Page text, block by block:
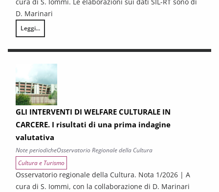
D. Marinari
Leggi...
LA CONGIUNTURA DEI SETTORI CULTURALI. Ripresa selettiva e
GLI INTERVENTI DI WELFARE CULTURALE IN
CARCERE. I risultati di una prima indagine
valutativa
Note periodicheOsservatorio Regionale della Cultura
Cultura e Turismo
Osservatorio regionale della Cultura. Nota 1/2026 | A
cura di S. Iommi, con la collaborazione di D. Marinari